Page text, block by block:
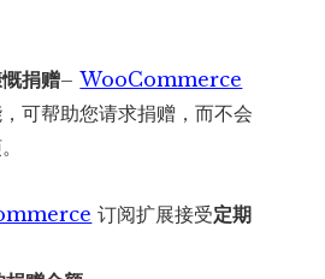
捐赠–WooCommerce
可帮助您请求捐赠，而不会
订阅扩展接受定期